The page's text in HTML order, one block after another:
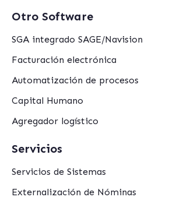
Otro Software
SGA integrado SAGE/Navision
Facturación electrónica
Automatización de procesos
Capital Humano
Agregador logístico
Servicios
Servicios de Sistemas
Externalización de Nóminas